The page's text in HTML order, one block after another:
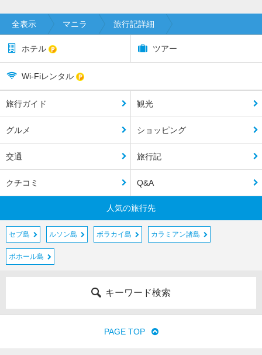
全表示 マニラ 旅行記詳細
ホテル ツアー
Wi-Fiレンタル
旅行ガイド 観光
グルメ ショッピング
交通 旅行記
クチコミ Q&A
人気の旅行先
セブ島 ルソン島 ボラカイ島 カラミアン諸島
ボホール島
キーワード検索
PAGE TOP